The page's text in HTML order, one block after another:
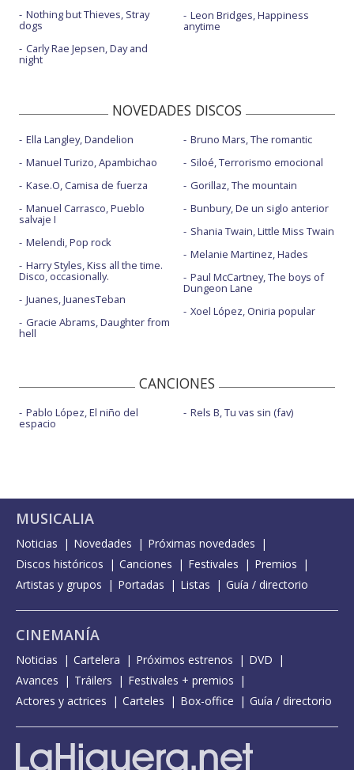
Nothing but Thieves, Stray
dogs
Carly Rae Jepsen, Day and
night
Leon Bridges, Happiness
anytime
NOVEDADES DISCOS
Ella Langley, Dandelion
Manuel Turizo, Apambichao
Kase.O, Camisa de fuerza
Manuel Carrasco, Pueblo
salvaje I
Melendi, Pop rock
Harry Styles, Kiss all the time.
Disco, occasionally.
Juanes, JuanesTeban
Gracie Abrams, Daughter from
hell
Bruno Mars, The romantic
Siloé, Terrorismo emocional
Gorillaz, The mountain
Bunbury, De un siglo anterior
Shania Twain, Little Miss Twain
Melanie Martinez, Hades
Paul McCartney, The boys of
Dungeon Lane
Xoel López, Oniria popular
CANCIONES
Pablo López, El niño del
espacio
Rels B, Tu vas sin (fav)
MUSICALIA
Noticias Novedades
Próximas novedades
Discos históricos
Canciones Festivales
Premios
Artistas y grupos
Portadas Listas Guía / directorio
CINEMANÍA
Noticias Cartelera Próximos estrenos
DVD
Avances
Tráilers
Festivales + premios
Actores y actrices
Carteles Box-office Guía / directorio